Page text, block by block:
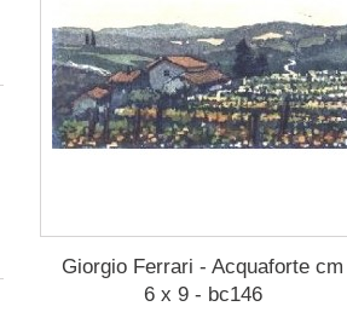
Giorgio Ferrari - Acquaforte cm
6 x 9 - bc146